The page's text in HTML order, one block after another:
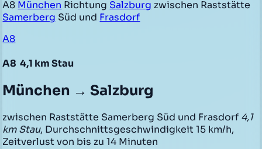
A8 München Richtung Salzburg zwischen Raststätte
Samerberg Süd und Frasdorf
A8
A8 4,1 km Stau
München → Salzburg
zwischen Raststätte Samerberg Süd und Frasdorf 4,1
km Stau, Durchschnittsgeschwindigkeit 15 km/h,
Zeitverlust von bis zu 14 Minuten